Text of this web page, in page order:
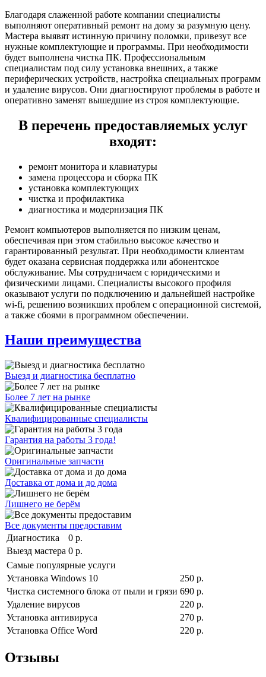
Благодаря слаженной работе компании специалисты
выполняют оперативный ремонт на дому за разумную цену.
Мастера выявят истинную причину поломки, привезут все
нужные комплектующие и программы. При необходимости
будет выполнена чистка ПК. Профессиональным
специалистам под силу установка внешних, а также
периферических устройств, настройка специальных программ
и удаление вирусов. Они диагностируют проблемы в работе и
оперативно заменят вышедшие из строя комплектующие.
В перечень предоставляемых услуг
входят:
ремонт монитора и клавиатуры
замена процессора и сборка ПК
установка комплектующих
чистка и профилактика
диагностика и модернизация ПК
Ремонт компьютеров выполняется по низким ценам,
обеспечивая при этом стабильно высокое качество и
гарантированный результат. При необходимости клиентам
будет оказана сервисная поддержка или абонентское
обслуживание. Мы сотрудничаем с юридическими и
физическими лицами. Специалисты высокого профиля
оказывают услуги по подключению и дальнейшей настройке
wi-fi, решению возникших проблем с операционной системой,
а также сбоями в программном обеспечении.
Наши преимущества
Выезд и диагностика бесплатно
Более 7 лет на рынке
Квалифицированные специалисты
Гарантия на работы 3 года!
Оригинальные запчасти
Доставка от дома и до дома
Лишнего не берём
Все документы предоставим
Диагностика
0 р.
Выезд мастера 0 р.
Самые популярные услуги
Установка Windows 10
250 р.
Чистка системного блока от пыли и грязи 690 р.
Удаление вирусов
220 р.
Установка антивируса
270 р.
Установка Office Word
220 р.
Отзывы